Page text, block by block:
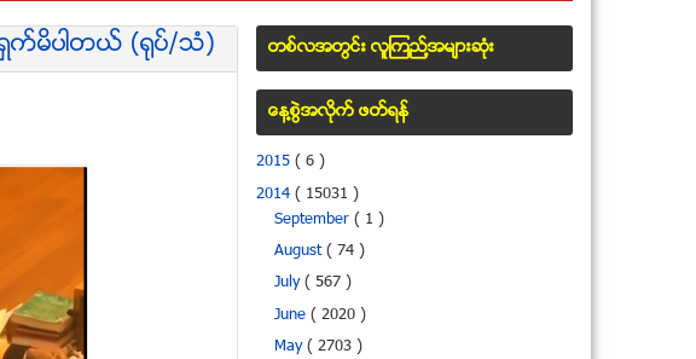
ရွက္မိပါတယ္ (ရုပ္/သံ) တစ္လအတြင္း လူၾကည္႔အမ်ားဆံုး
ေန႔စြဲအလိုက္ ဖတ္ရန္
2015 ( 6 )
2014 ( 15031 )
September( 1 )
August( 74 )
July( 567 )
June( 2020 )
May( 2703 )